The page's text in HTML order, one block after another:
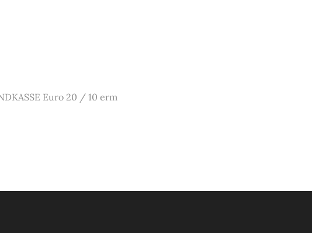
Euro 20 / 10 erm